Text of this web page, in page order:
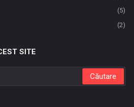
(5)
(2)
SITE